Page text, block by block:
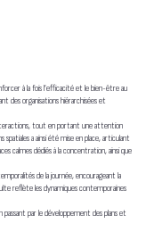
à la fois l’efficacité et le bien-être au
des organisations hiérarchisées et
tout en portant une attention
a ainsi été mise en place, articulant
calmes dédiés à la concentration, ainsi que
de la journée, encourageant la
reflète les dynamiques contemporaines
passant par le développement des plans et